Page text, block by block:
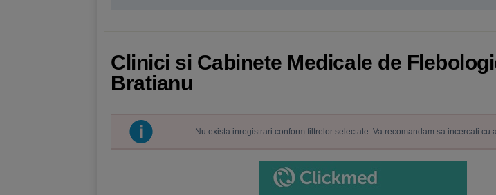
Clinici si Cabinete Medicale de
Bratianu
Nu exista inregistrari conform filtrelor selectate. Va recomandam sa incercati cu